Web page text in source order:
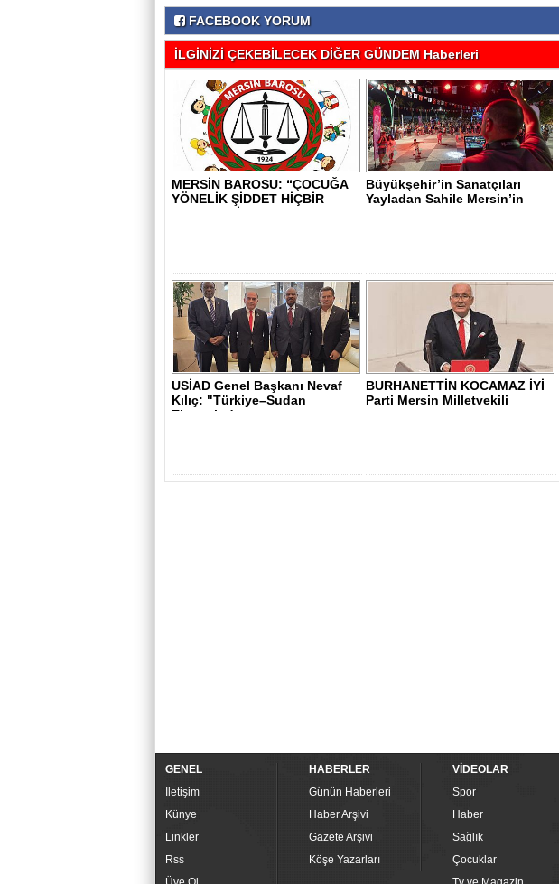
FACEBOOK YORUM
İLGİNİZİ ÇEKEBİLECEK DİĞER GÜNDEM Haberleri
MERSİN BAROSU: “ÇOCUĞA
YÖNELİK ŞİDDET HİÇBİR
GEREKÇE İLE MEŞ..
Büyükşehir’in Sanatçıları
Yayladan Sahile Mersin’in
Her Yeri..
USİAD Genel Başkanı Nevaf
Kılıç: "Türkiye–Sudan
Ticaretinde ..
BURHANETTİN KOCAMAZ İYİ
Parti Mersin Milletvekili
GENEL
İletişim
Künye
Linkler
Rss
HABERLER
Günün Haberleri
Haber Arşivi
Gazete Arşivi
Köşe Yazarları
VİDEOLAR
Spor
Haber
Sağlık
Çocuklar